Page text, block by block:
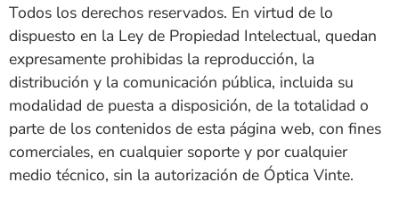
Todos los derechos reservados. En virtud de lo
dispuesto en la Ley de Propiedad Intelectual, quedan
expresamente prohibidas la reproducción, la
distribución y la comunicación pública, incluida su
modalidad de puesta a disposición, de la totalidad o
parte de los contenidos de esta página web, con fines
comerciales, en cualquier soporte y por cualquier
medio técnico, sin la autorización de Óptica Vinte.